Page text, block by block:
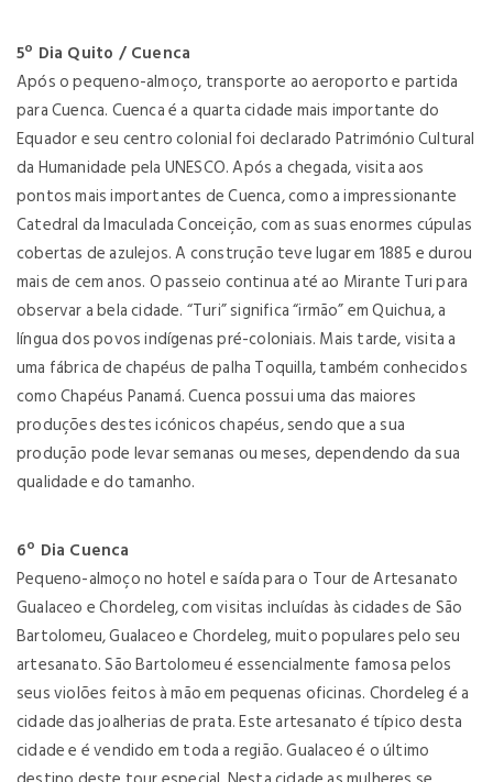
5º Dia Quito / Cuenca
Após o pequeno-almoço, transporte ao aeroporto e partida
para Cuenca. Cuenca é a quarta cidade mais importante do
Equador e seu centro colonial foi declarado Património Cultural
da Humanidade pela UNESCO. Após a chegada, visita aos
pontos mais importantes de Cuenca, como a impressionante
Catedral da Imaculada Conceição, com as suas enormes cúpulas
cobertas de azulejos. A construção teve lugar em 1885 e durou
mais de cem anos. O passeio continua até ao Mirante Turi para
observar a bela cidade. “Turi” significa “irmão” em Quichua, a
língua dos povos indígenas pré-coloniais. Mais tarde, visita a
uma fábrica de chapéus de palha Toquilla, também conhecidos
como Chapéus Panamá. Cuenca possui uma das maiores
produções destes icónicos chapéus, sendo que a sua
produção pode levar semanas ou meses, dependendo da sua
qualidade e do tamanho.
6º Dia Cuenca
Pequeno-almoço no hotel e saída para o Tour de Artesanato
Gualaceo e Chordeleg, com visitas incluídas às cidades de São
Bartolomeu, Gualaceo e Chordeleg, muito populares pelo seu
artesanato. São Bartolomeu é essencialmente famosa pelos
seus violões feitos à mão em pequenas oficinas. Chordeleg é a
cidade das joalherias de prata. Este artesanato é típico desta
cidade e é vendido em toda a região. Gualaceo é o último